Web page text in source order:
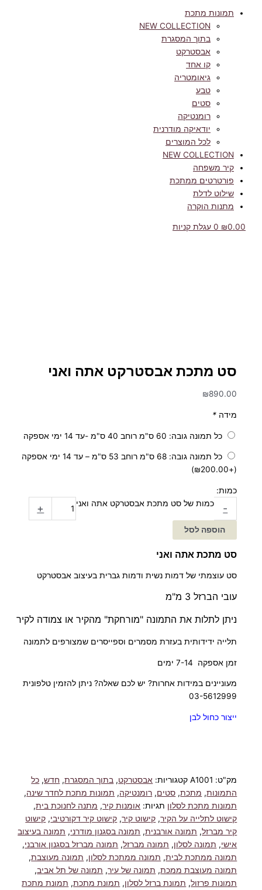
תמונות מתכת
NEW COLLECTION
בתוך המסגרת
אבסטרקט
קו אחד
גיאומטריה
טבע
סטים
רומנטיקה
יודאיקה מודרנית
לכל המוצרים
NEW COLLECTION
קיר משפחה
פורטרטים ממתכת
שילוט לדלת
מתנות הוקרה
₪0.00
0 עגלת קניות
סט מתכת אבסטרקט אתה ואני
₪890.00
מידה*
כל תמונה גובה: 60 ס"מ רוחב 40 ס"מ -עד 14 ימי אספקה
כל תמונה גובה: 68 ס"מ רוחב 53 ס"מ – עד 14 ימי אספקה
(+
₪200.00
)
כמות:
כמות של סט מתכת אבסטרקט אתה ואני +
הוספה לסל
סט מתכת אתה ואני
סט עוצמתי של דמות נשית ודמות גברית בעיצוב אבסטרקט
עובי הברזל 3 מ"מ
ניתן לתלות את התמונה "מורחקת" מהקיר או צמודה לקיר
תלייה ידידותית בעזרת מסמרים וספייסרים שמצורפים לתמונה
זמן אספקה 7-14 ימים
מעוניינים במידות אחרות? יש לכם שאלה? ניתן להזמין טלפונית
03-5612999
ייצור כחול לבן
מק"ט:A1001 קטגוריות:אבסטרקט,בתוך המסגרת,חדש,כל
התמונות,מתכת,סטים,רומנטיקה,תמונות מתכת לחדר שינה,
תמונות מתכת לסלון תגיות:אומנות קיר,מתנה לחנוכת בית,
קישוט לתלייה על הקיר,קישוט קיר,קישוט קיר דקורטיבי,קישוט
קיר מברזל,תמונה אורבנית,תמונה בסגנון מודרני,תמונה בעיצוב
אישי,תמונה לסלון,תמונה מברזל,תמונה מברזל בסגנון אורבני,
תמונה ממתכת לבית,תמונה ממתכת לסלון,תמונה מעוצבת,
תמונה מעוצבת ממכת,תמונה של עיר,תמונה של תל אביב,
תמונות פרזול,תמונת ברזל לסלון,תמונת מתכת,תמונת מתכת